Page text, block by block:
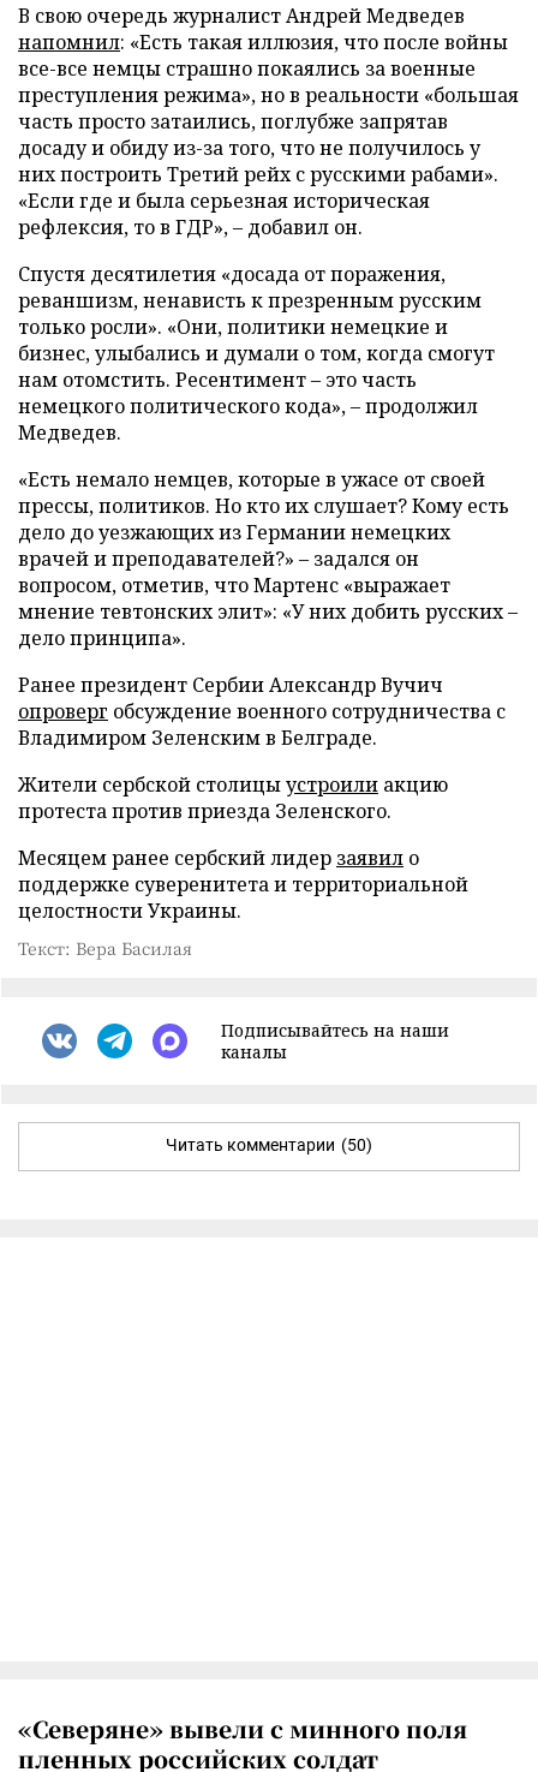
В свою очередь журналист Андрей Медведев
напомнил: «Есть такая иллюзия, что после войны
все-все немцы страшно покаялись за военные
преступления режима», но в реальности «большая
часть просто затаились, поглубже запрятав
досаду и обиду из-за того, что не получилось у
них построить Третий рейх с русскими рабами».
«Если где и была серьезная историческая
рефлексия, то в ГДР», – добавил он.
Спустя десятилетия «досада от поражения,
реваншизм, ненависть к презренным русским
только росли». «Они, политики немецкие и
бизнес, улыбались и думали о том, когда смогут
нам отомстить. Ресентимент – это часть
немецкого политического кода», – продолжил
Медведев.
«Есть немало немцев, которые в ужасе от своей
прессы, политиков. Но кто их слушает? Кому есть
дело до уезжающих из Германии немецких
врачей и преподавателей?» – задался он
вопросом, отметив, что Мартенс «выражает
мнение тевтонских элит»: «У них добить русских –
дело принципа».
Ранее президент Сербии Александр Вучич
опроверг обсуждение военного сотрудничества с
Владимиром Зеленским в Белграде.
Жители сербской столицыустроили акцию
протеста против приезда Зеленского.
Месяцем ранее сербский лидер заявил о
поддержке суверенитета и территориальной
целостности Украины.
Текст: Вера Басилая
Подписывайтесь на наши
каналы
Читать комментарии (50)
«Северяне» вывели с минного поля
пленных российских солдат